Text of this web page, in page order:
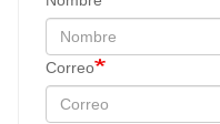
Correo